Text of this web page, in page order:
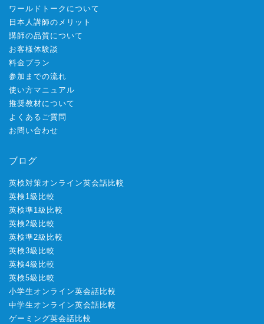
ワールドトークについて
日本人講師のメリット
講師の品質について
お客様体験談
料金プラン
参加までの流れ
使い方マニュアル
推奨教材について
よくあるご質問
お問い合わせ
ブログ
英検対策オンライン英会話比較
英検1級比較
英検準1級比較
英検2級比較
英検準2級比較
英検3級比較
英検4級比較
英検5級比較
小学生オンライン英会話比較
中学生オンライン英会話比較
ゲーミング英会話比較